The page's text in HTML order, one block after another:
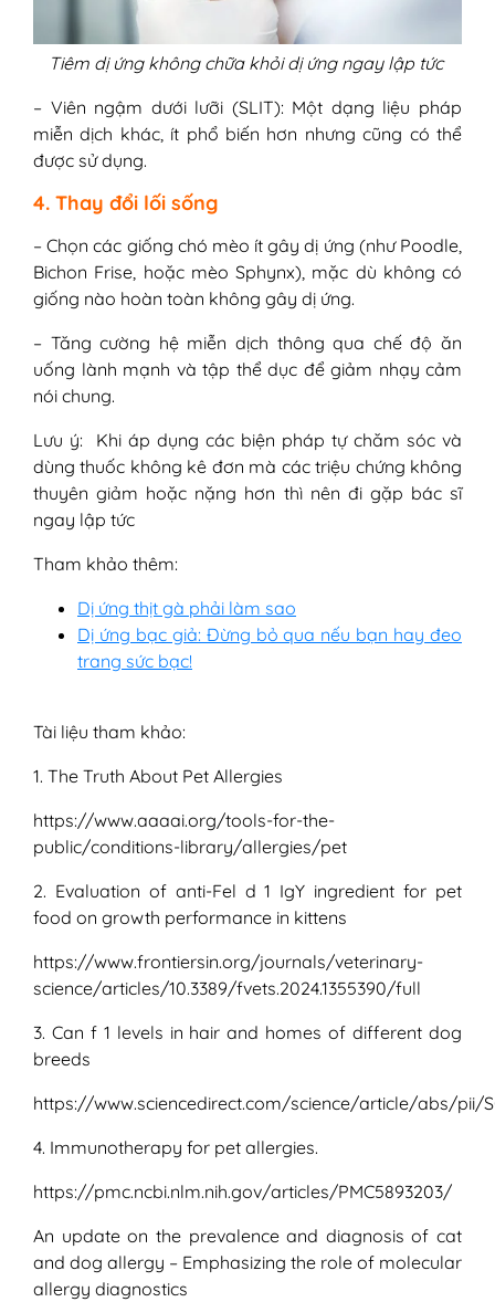
Tiêm dị ứng không chữa khỏi dị ứng ngay lập tức
– Viên ngậm dưới lưỡi (SLIT): Một dạng liệu pháp
miễn dịch khác, ít phổ biến hơn nhưng cũng có thể
được sử dụng.
4. Thay đổi lối sống
– Chọn các giống chó mèo ít gây dị ứng (như Poodle,
Bichon Frise, hoặc mèo Sphynx), mặc dù không có
giống nào hoàn toàn không gây dị ứng.
– Tăng cường hệ miễn dịch thông qua chế độ ăn
uống lành mạnh và tập thể dục để giảm nhạy cảm
nói chung.
Lưu ý: Khi áp dụng các biện pháp tự chăm sóc và
dùng thuốc không kê đơn mà các triệu chứng không
thuyên giảm hoặc nặng hơn thì nên đi gặp bác sĩ
ngay lập tức
Tham khảo thêm:
Dị ứng thịt gà phải làm sao
Dị ứng bạc giả: Đừng bỏ qua nếu bạn hay đeo
trang sức bạc!
Tài liệu tham khảo:
1. The Truth About Pet Allergies
https://www.aaaai.org/tools-for-the-
public/conditions-library/allergies/pet
2. Evaluation of anti-Fel d 1 IgY ingredient for pet
food on growth performance in kittens
https://www.frontiersin.org/journals/veterinary-
science/articles/10.3389/fvets.2024.1355390/full
3. Can f 1 levels in hair and homes of different dog
breeds
https://www.sciencedirect.com/science/article/abs/pii/
4. Immunotherapy for pet allergies.
https://pmc.ncbi.nlm.nih.gov/articles/PMC5893203/
An update on the prevalence and diagnosis of cat
and dog allergy – Emphasizing the role of molecular
allergy diagnostics